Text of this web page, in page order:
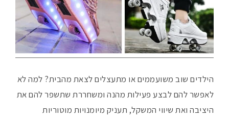
הילדים שוב משועממים או מתעצלים לצאת מהבית? למה לא
לאפשר להם לבצע פעילות מהנה ומשחררת שתשפר להם את
היציבה ואת שיווי המשקל, תעניק מיומנויות מוטוריות